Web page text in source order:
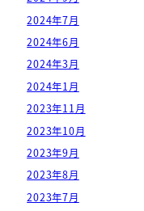
2024年7月
2024年6月
2024年3月
2024年1月
2023年11月
2023年10月
2023年9月
2023年8月
2023年7月